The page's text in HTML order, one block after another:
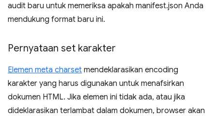
audit baru untuk memeriksa apakah manifest.json Anda
mendukung format baru ini.
Pernyataan set karakter
Elemen meta charset mendeklarasikan encoding
karakter yang harus digunakan untuk menafsirkan
dokumen HTML. Jika elemen ini tidak ada, atau jika
dideklarasikan terlambat dalam dokumen, browser akan